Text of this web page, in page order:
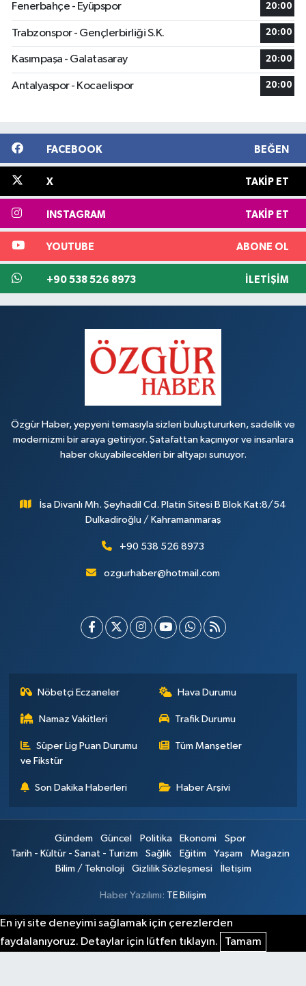
Fenerbahçe - Eyüpspor 20:00
Trabzonspor - Gençlerbirliği S.K. 20:00
Kasımpaşa - Galatasaray 20:00
Antalyaspor - Kocaelispor 20:00
FACEBOOK BEĞEN
X TAKIP ET
INSTAGRAM TAKIP ET
YOUTUBE ABONE OL
+90 538 526 8973 İLETIŞIM
Özgür Haber, yepyeni temasıyla sizleri buluştururken, sadelik ve
modernizmi bir araya getiriyor. Şatafattan kaçınıyor ve insanlara
haber okuyabilecekleri bir altyapı sunuyor.
İsa Divanlı Mh. Şeyhadil Cd. Platin Sitesi B Blok Kat:8/54
Dulkadiroğlu / Kahramanmaraş
+90 538 526 8973
ozgurhaber@hotmail.com
Nöbetçi Eczaneler Hava Durumu
Namaz Vakitleri Trafik Durumu
Süper Lig Puan Durumu
ve Fikstür
Tüm Manşetler
Son Dakika Haberleri Haber Arşivi
Gündem Güncel Politika Ekonomi
Spor
Tarih - Kültür - Sanat - Turizm
Sağlık Eğitim Yaşam
Magazin
Bilim / Teknoloji
Gizlilik Sözleşmesi İletişim
Haber Yazılımı: TE Bilişim
En iyi site deneyimi sağlamak için çerezlerden
faydalanıyoruz. Detaylar için lütfen tıklayın.
Tamam